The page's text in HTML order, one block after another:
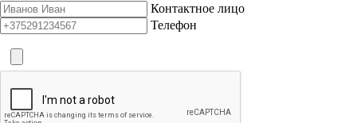
Контактное лицо
Телефон